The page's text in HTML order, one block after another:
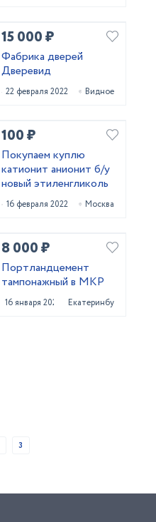
15 000 ₽
Фабрика дверей
Дверевид
22 февраля 2022 Видное
100 ₽
Покупаем куплю
катионит анионит б/у
новый этиленгликоль
16 февраля 2022 Москва
8 000 ₽
Портландцемент
тампонажный в МКР
16 января 2022 Екатеринбург
3